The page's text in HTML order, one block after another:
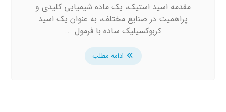
مقدمه اسید استیک، یک ماده شیمیایی کلیدی و
پراهمیت در صنایع مختلف، به عنوان یک اسید
کربوکسیلیک ساده با فرمول ...
ادامه مطلب